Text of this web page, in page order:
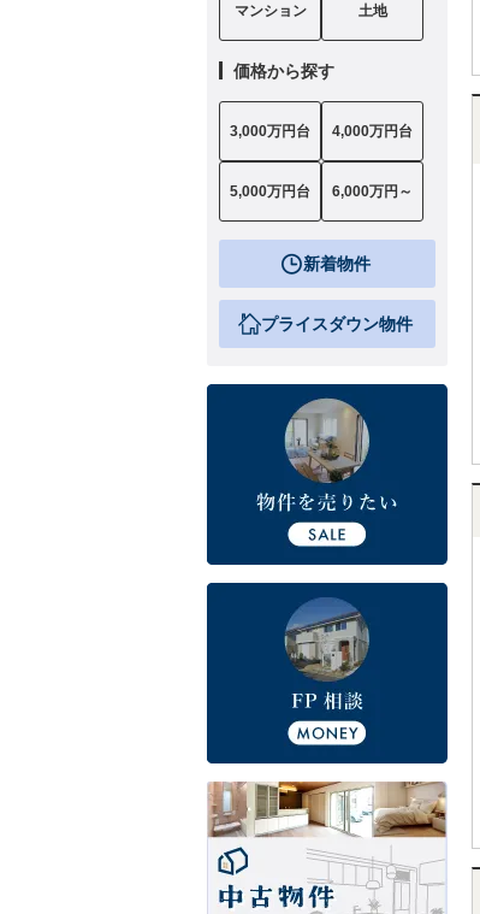
マンション 土地
価格から探す
3,000万円台 4,000万円台
5,000万円台 6,000万円～
新着物件
プライスダウン物件